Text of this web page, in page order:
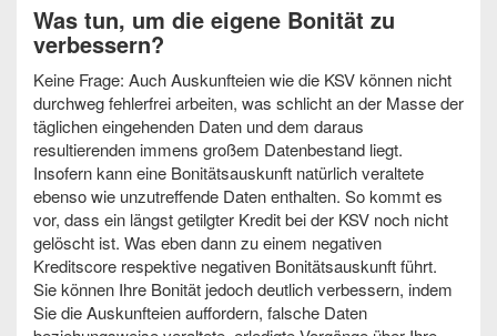
Was tun, um die eigene Bonität zu
verbessern?
Keine Frage: Auch Auskunfteien wie die KSV können nicht
durchweg fehlerfrei arbeiten, was schlicht an der Masse der
täglichen eingehenden Daten und dem daraus
resultierenden immens großem Datenbestand liegt.
Insofern kann eine Bonitätsauskunft natürlich veraltete
ebenso wie unzutreffende Daten enthalten. So kommt es
vor, dass ein längst getilgter Kredit bei der KSV noch nicht
gelöscht ist. Was eben dann zu einem negativen
Kreditscore respektive negativen Bonitätsauskunft führt.
Sie können Ihre Bonität jedoch deutlich verbessern, indem
Sie die Auskunfteien auffordern, falsche Daten